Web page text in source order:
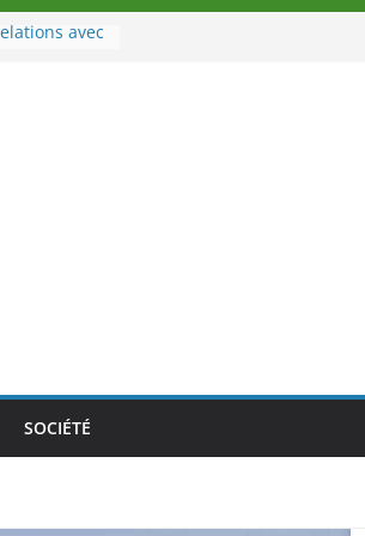
avec
Togo sur
delà des
SOCIÉTÉ